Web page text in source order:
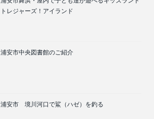
トレジャーズ！アイランド
浦安市中央図書館のご紹介
浦安市 境川河口で鯊（ハゼ）を釣る